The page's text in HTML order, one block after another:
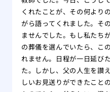
くれたことが、その何より
がら語ってくれました。そ
ませんでした。もし私たち
の葬儀を選んでいたら、こ
れません。日程が一日延び
た。しかし、父の人生を讃
しいお見送りができたこと